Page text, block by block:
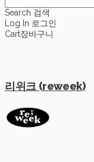
Search 검색
Log In 로그인
Cart장바구니
리위크 (reweek)